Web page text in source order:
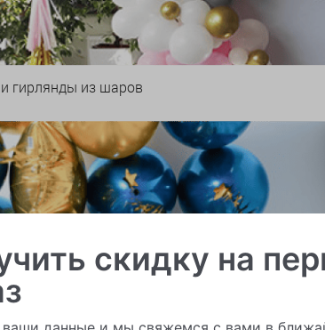
гирлянды из шаров
скидку на